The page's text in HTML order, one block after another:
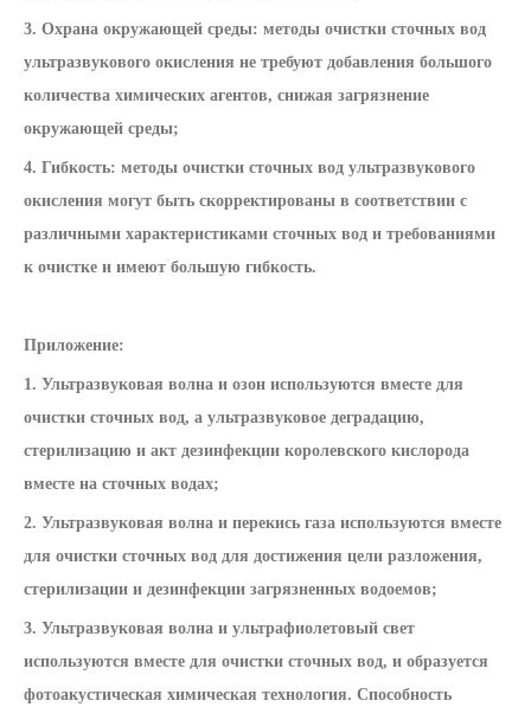
3. Охрана окружающей среды: методы очистки сточных вод
ультразвукового окисления не требуют добавления большого
количества химических агентов, снижая загрязнение
окружающей среды;
4. Гибкость: методы очистки сточных вод ультразвукового
окисления могут быть скорректированы в соответствии с
различными характеристиками сточных вод и требованиями
к очистке и имеют большую гибкость.
Приложение:
1. Ультразвуковая волна и озон используются вместе для
очистки сточных вод, а ультразвуковое деградацию,
стерилизацию и акт дезинфекции королевского кислорода
вместе на сточных водах;
2. Ультразвуковая волна и перекись газа используются вместе
для очистки сточных вод для достижения цели разложения,
стерилизации и дезинфекции загрязненных водоемов;
3. Ультразвуковая волна и ультрафиолетовый свет
используются вместе для очистки сточных вод, и образуется
фотоакустическая химическая технология. Способность